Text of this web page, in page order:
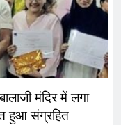
मंदिर में लगा
हुआ संग्रहित